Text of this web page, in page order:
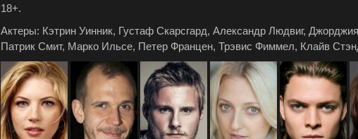
18+.
Актеры: Кэтрин Уинник, Густаф Скарсгард, Александр Людвиг,
Патрик Смит, Марко Ильсе, Петер Францен, Трэвис Фиммел, Клайв